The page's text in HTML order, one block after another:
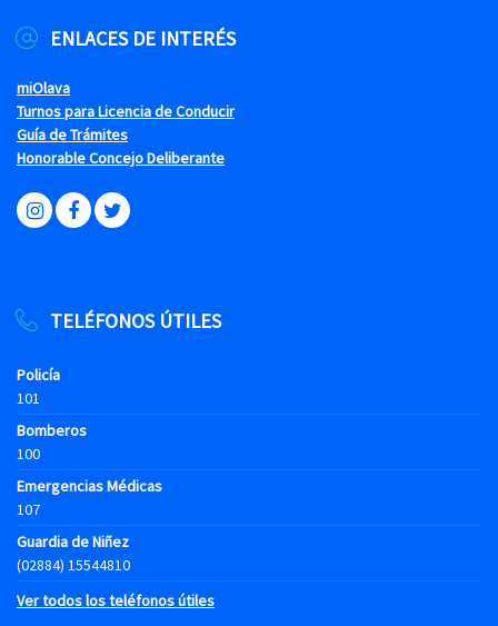
ENLACES DE INTERÉS
miOlava
Turnos para Licencia de Conducir
Guía de Trámites
Honorable Concejo Deliberante
TELÉFONOS ÚTILES
Policía
101
Bomberos
100
Emergencias Médicas
107
Guardia de Niñez
(02884) 15544810
Ver todos los teléfonos útiles